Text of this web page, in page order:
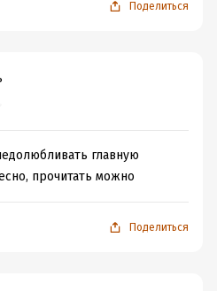
Поделиться
главную
прочитать можно
Поделиться